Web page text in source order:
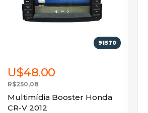
91570
U$48.00
R$250,08
Multimídia Booster Honda
CR-V 2012